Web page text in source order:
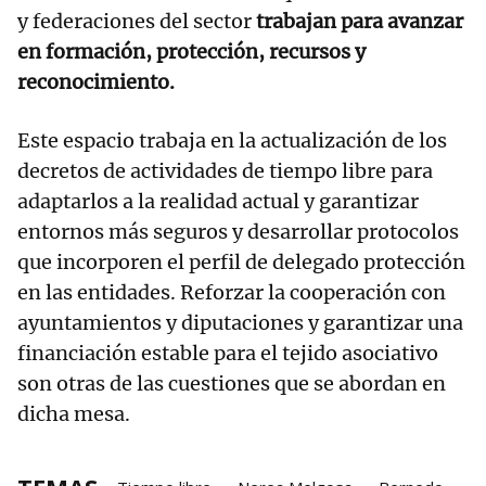
y federaciones del sectortrabajan para avanzar
en formación, protección, recursos y
reconocimiento.
Este espacio trabaja en la actualización de los
decretos de actividades de tiempo libre para
adaptarlos a la realidad actual y garantizar
entornos más seguros y desarrollar protocolos
que incorporen el perfil de delegado protección
en las entidades. Reforzar la cooperación con
ayuntamientos y diputaciones y garantizar una
financiación estable para el tejido asociativo
son otras de las cuestiones que se abordan en
dicha mesa.